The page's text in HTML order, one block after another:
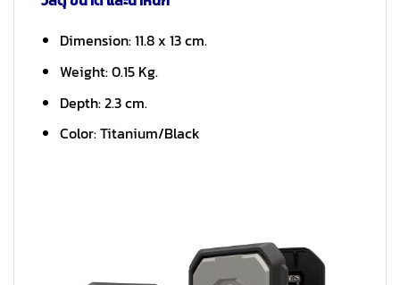
Dimension: 11.8 x 13 cm.
Weight: 0.15 Kg.
Depth: 2.3 cm.
Color: Titanium/Black